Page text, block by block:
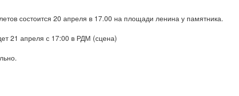
состоится 20 апреля в 17.00 на площади ленина у памятника.
21 апреля с 17:00 в РДМ (сцена)